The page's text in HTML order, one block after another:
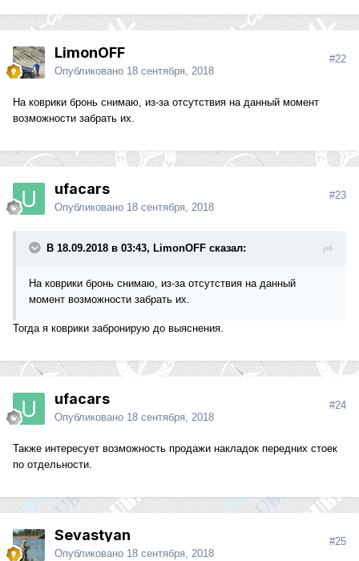
Идеальное состояние. Цена 2 т.р.
LimonOFF
Опубликовано 18 сентября, 2018
#22
На коврики бронь снимаю, из-за отсутствия на данный момент
возможности забрать их.
ufacars
Опубликовано 18 сентября, 2018
#23
В 18.09.2018 в 03:43, LimonOFF сказал:
На коврики бронь снимаю, из-за отсутствия на данный
момент возможности забрать их.
Тогда я коврики забронирую до выяснения.
ufacars
Опубликовано 18 сентября, 2018
#24
Также интересует возможность продажи накладок передних стоек
по отдельности.
Sevastyan
Опубликовано 18 сентября, 2018
#25